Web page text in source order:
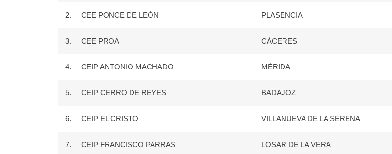
2. CEE PONCE DE LEÓN PLASENCIA
3. CEE PROA CÁCERES
4. CEIP ANTONIO MACHADO MÉRIDA
5. CEIP CERRO DE REYES BADAJOZ
6. CEIP EL CRISTO VILLANUEVA DE LA SERENA
7. CEIP FRANCISCO PARRAS LOSAR DE LA VERA